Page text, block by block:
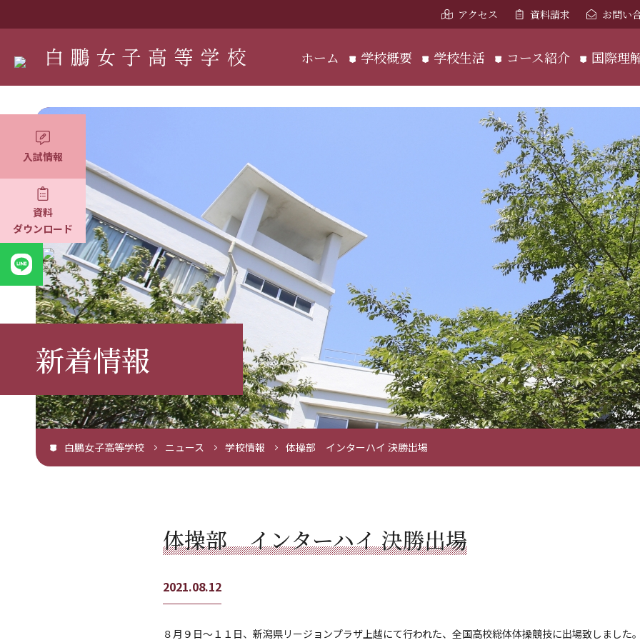
入試情報
資料
ダウンロード
アクセス 資料請求 お問い
ホーム 学校概要 学校生活 コース紹介 国際理
新着情報
白鵬女子高等学校 ニュース 学校情報 体操部 インターハイ 決勝出場
体操部 インターハイ 決勝出場
2021.08.12
８月９日～１１日、新潟県リージョンプラザ上越にて行われた、全国高校総体体操競技に出場致しました